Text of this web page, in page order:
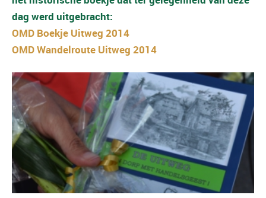
dag werd uitgebracht:
OMD Boekje Uitweg 2014
OMD Wandelroute Uitweg 2014